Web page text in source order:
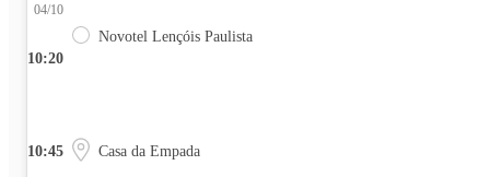
10:20
04/10
Novotel Lençóis Paulista
10:45 Casa da Empada